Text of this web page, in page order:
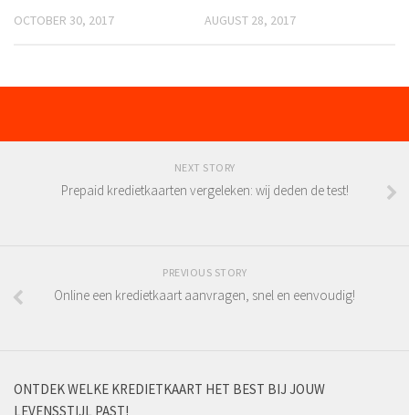
OCTOBER 30, 2017 AUGUST 28, 2017
NEXT STORY
Prepaid kredietkaarten vergeleken: wij deden de test!
PREVIOUS STORY
Online een kredietkaart aanvragen, snel en eenvoudig!
ONTDEK WELKE KREDIETKAART HET BEST BIJ JOUW
LEVENSSTIJL PAST!